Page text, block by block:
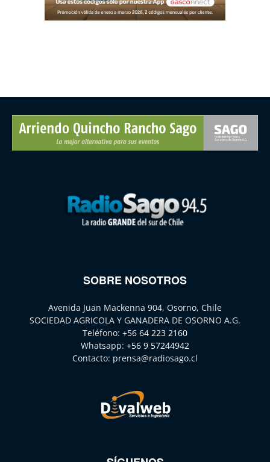
SOBRE NOSOTROS
Avenida Juan Mackenna 904, Osorno, Chile
SOCIEDAD AGRICOLA Y GANADERA DE OSORNO A.G.
Teléfono: +56 64 223 2160
Whatsapp: +56 9 57244942
Contacto: prensa@radiosago.cl